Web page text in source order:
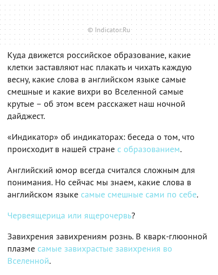
© Indicator.Ru
Куда движется российское образование, какие
клетки заставляют нас плакать и чихать каждую
весну, какие слова в английском языке самые
смешные и какие вихри во Вселенной самые
крутые – об этом всем расскажет наш ночной
дайджест.
«Индикатор» об индикаторах: беседа о том, что
происходит в нашей стране с образованием.
Английский юмор всегда считался сложным для
понимания. Но сейчас мы знаем, какие слова в
английском языке самые смешные сами по себе.
Червеящерица или ящерочервь?
Завихрения завихрениям рознь. В кварк-глюонной
плазме самые завихрастые завихрения во
Вселенной.